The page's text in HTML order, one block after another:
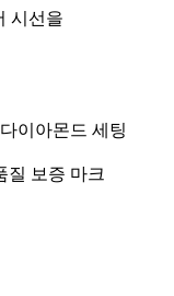
시선을
이아몬드 세팅
질 보증 마크